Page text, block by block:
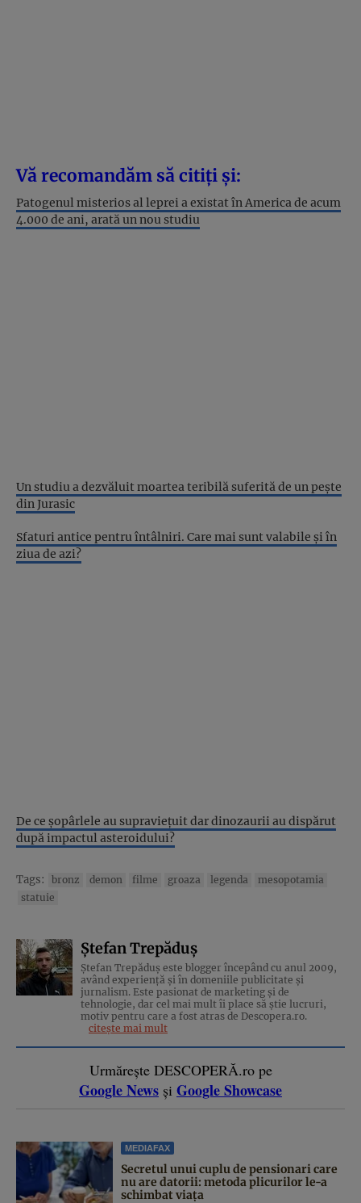
Vă recomandăm să citiți și:
Patogenul misterios al leprei a existat în America de acum
4.000 de ani, arată un nou studiu
Un studiu a dezvăluit moartea teribilă suferită de un pește
din Jurasic
Sfaturi antice pentru întâlniri. Care mai sunt valabile și în
ziua de azi?
De ce șopârlele au supraviețuit dar dinozaurii au dispărut
după impactul asteroidului?
Tags: bronz demon filme groaza legenda
mesopotamia
statuie
Ștefan Trepăduș
Ștefan Trepăduș este blogger începând cu anul 2009,
având experiență și în domeniile publicitate și
jurnalism. Este pasionat de marketing și de
tehnologie, dar cel mai mult îi place să știe lucruri,
motiv pentru care a fost atras de Descopera.ro.
citește mai mult
Urmărește DESCOPERĂ.ro pe
Google News și Google Showcase
MEDIAFAX
Secretul unui cuplu de pensionari care
nu are datorii: metoda plicurilor le-a
schimbat viața